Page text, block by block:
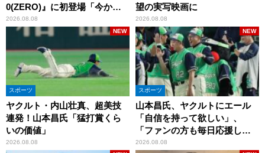
0(ZERO)』に初登場「今から
とてもワクワクしておりま
す！」
2026.08.08
望の実写映画に
2026.08.08
スポーツ
ヤクルト・内山壮真、超美技
連発！山本昌氏「猛打賞くら
いの価値」
2026.08.08
NEW
スポーツ
山本昌氏、ヤクルトにエール
「自信を持って欲しい」、
「ファンの方も毎日応援して
くれています」
2026.08.08
NEW